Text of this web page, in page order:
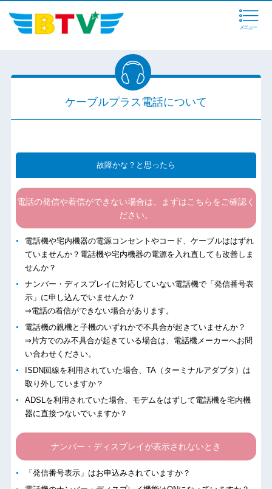
メニュー
ケーブルプラス電話について
故障かな？と思ったら
電話の発信や着信ができない場合は、まずはこちらをご確認く
ださい。
電話機や宅内機器の電源コンセントやコード、ケーブルははずれ
ていませんか？電話機や宅内機器の電源を入れ直しても改善しま
せんか？
ナンバー・ディスプレイに対応していない電話機で「発信番号表
示」に申し込んでいませんか？
⇒電話の着信ができない場合があります。
電話機の親機と子機のいずれかで不具合が起きていませんか？
⇒片方でのみ不具合が起きている場合は、電話機メーカーへお問
い合わせください。
ISDN回線を利用されていた場合、TA（ターミナルアダプタ）は
取り外していますか？
ADSLを利用されていた場合、モデムをはずして電話機を宅内機
器に直接つないでいますか？
ナンバー・ディスプレイが表示されないとき
「発信番号表示」はお申込みされていますか？